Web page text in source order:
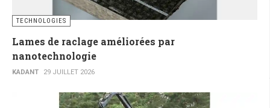
TECHNOLOGIES
Lames de raclage améliorées par
nanotechnologie
KADANT 29 JUILLET 2026